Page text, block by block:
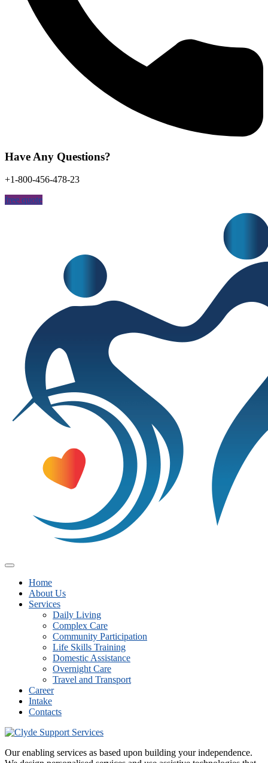
Have Any Questions?
+1-800-456-478-23
free quote
Home
About Us
Services
Daily Living
Complex Care
Community Participation
Life Skills Training
Domestic Assistance
Overnight Care
Travel and Transport
Career
Intake
Contacts
Our enabling services as based upon building your independence.